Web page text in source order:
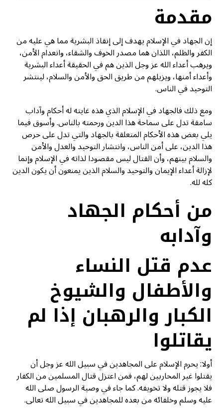
مقدمة
إن الجهاد في الإسلام يهدف إلى إنقاذ البشرية مما هي عليه من
الكفر والظلم، اللذان هما مصدر الخوف والشقاء، وانعدام الأمن،
ويرهب أعداء الله عز وجل الذين هم في الحقيقة أعداء البشرية
وأعداء أمنها، ويزيلهم من طريق الحق والأمن والسلام، لينتشر
التوحيد في الناس.
ومع ذلك فالجهاد في الإسلام الذي هذه غايته له أحکام وآداب
سامقة تدل على سماحة هذا الدين ورحمته بالناس. وأسوق فيما
يلي بعض هذه الأحكام المتعلقة بالجهاد والتي تدل على حرص
هذا الدين، على أمن الناس، وانتشار التوحيد والعدل والأمن
والسلام بينهم، وأن القتال ليس مقصودا لذاته في الإسلام وإنما
لإزالة أعداء الإيمان والتوحيد والسلام الذين يمنعون أن يكون الدين
كله لله.
من أحكام الجهاد
وآدابه
عدم قتل النساء
والأطفال والشيوخ
الكبار والرهبان إذا لم
يقاتلوا
أولا: يحرم الإسلام على المجاهدين في سبيل الله عز وجل أن
يقتلوا غير المحاربين لهم، فمن اعتزل قتال المسلمين من الكفار
فلا يجوز قتله ولا تخويفه. كما جاء في وصية الرسول صلى الله
عليه وسلم وخلفائه من بعده للمجاهدين في سبيل الله تعالى.